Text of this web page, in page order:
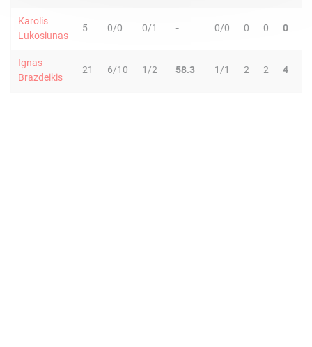
Karolis
Lukosiunas
5 0/0 0/1 - 0/0 0 0 0
Ignas
Brazdeikis
21 6/10 1/2 58.3 1/1 2 2 4